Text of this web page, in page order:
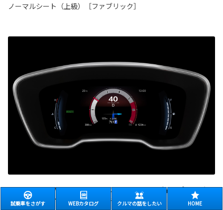
ノーマルシート（上級）［ファブリック］
7.0インチTFTカラーマルチインフォメーションディスプレイ／メ
ータークラスター（サテンメッキ調）
試乗車をさがす WEBカタログ クルマの話をしたい HOME